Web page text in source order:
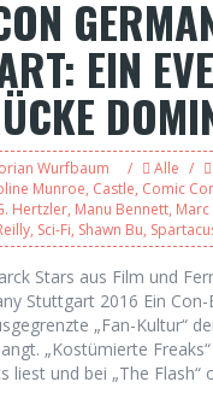
EIN
Wurfbaum Alle
Munroe, Castle, Comic
Hertzler, Manu Bennett,
, Sci-Fi, Shawn Bu,
Stars aus Film und
Stuttgart 2016 Ein
„Fan-Kultur“
„Kostümierte
liest und bei „The Flash“